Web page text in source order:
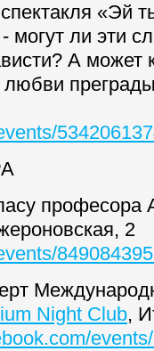
«Эй
ли эти
А может
професора
2
Night Club,